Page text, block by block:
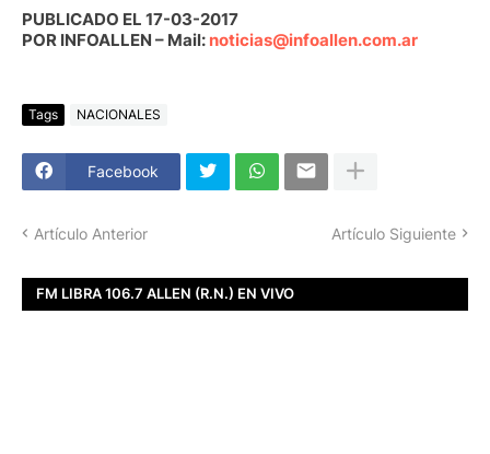
PUBLICADO EL 17-03-2017
POR INFOALLEN – Mail: noticias@infoallen.com.ar
Tags NACIONALES
Facebook
Artículo Anterior Artículo Siguiente
FM LIBRA 106.7 ALLEN (R.N.) EN VIVO